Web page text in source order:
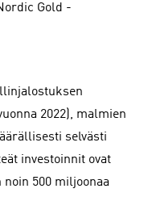
Gold -
2022), malmien
selvästi
investoinnit ovat
500 miljoonaa